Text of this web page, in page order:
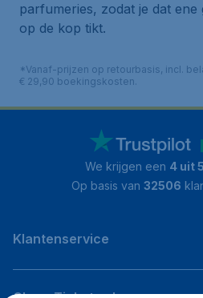
parfumeries, zodat je dat
op de kop tikt.
*Vanaf-prijzen op retourbasis, incl.
€ 29,90 boekingskosten.
We krijgen een 4 uit 5
Op basis van 32506
Klantenservice